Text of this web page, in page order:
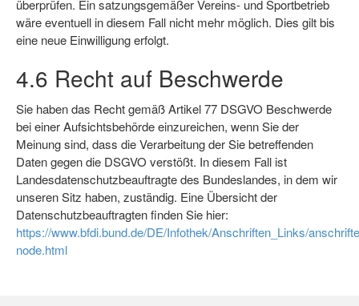
überprüfen. Ein satzungsgemäßer Vereins- und Sportbetrieb
wäre eventuell in diesem Fall nicht mehr möglich. Dies gilt bis
eine neue Einwilligung erfolgt.
4.6 Recht auf Beschwerde
Sie haben das Recht gemäß Artikel 77 DSGVO Beschwerde
bei einer Aufsichtsbehörde einzureichen, wenn Sie der
Meinung sind, dass die Verarbeitung der Sie betreffenden
Daten gegen die DSGVO verstößt. In diesem Fall ist
Landesdatenschutzbeauftragte des Bundeslandes, in dem wir
unseren Sitz haben, zuständig. Eine Übersicht der
Datenschutzbeauftragten finden Sie hier:
https://www.bfdi.bund.de/DE/Infothek/Anschriften_Links/
node.html